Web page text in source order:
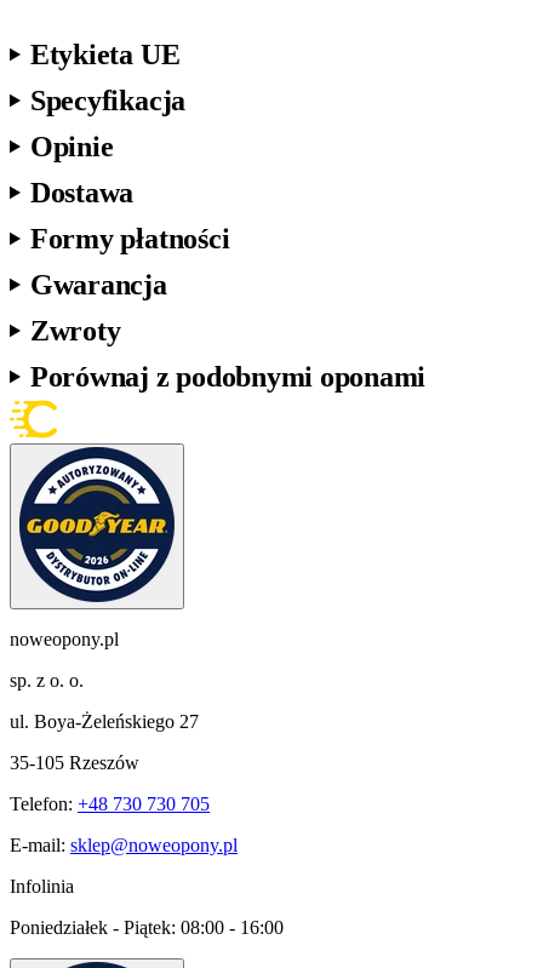
Etykieta UE
Specyfikacja
Opinie
Dostawa
Formy płatności
Gwarancja
Zwroty
Porównaj z podobnymi oponami
noweopony.pl
sp. z o. o.
ul. Boya-Żeleńskiego 27
35-105 Rzeszów
Telefon: +48 730 730 705
E-mail: sklep@noweopony.pl
Infolinia
Poniedziałek - Piątek: 08:00 - 16:00